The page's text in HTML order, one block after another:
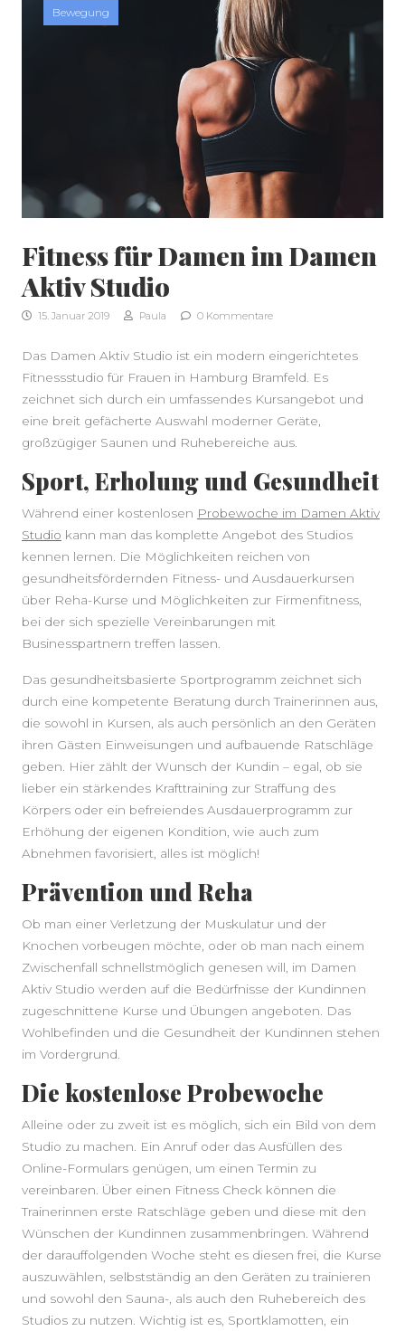
Bewegung
Fitness für Damen im Damen
Aktiv Studio
15. Januar 2019 Paula 0 Kommentare
Das Damen Aktiv Studio ist ein modern eingerichtetes
Fitnessstudio für Frauen in Hamburg Bramfeld. Es
zeichnet sich durch ein umfassendes Kursangebot und
eine breit gefächerte Auswahl moderner Geräte,
großzügiger Saunen und Ruhebereiche aus.
Sport, Erholung und Gesundheit
Während einer kostenlosen Probewoche im Damen Aktiv
Studio kann man das komplette Angebot des Studios
kennen lernen. Die Möglichkeiten reichen von
gesundheitsfördernden Fitness- und Ausdauerkursen
über Reha-Kurse und Möglichkeiten zur Firmenfitness,
bei der sich spezielle Vereinbarungen mit
Businesspartnern treffen lassen.
Das gesundheitsbasierte Sportprogramm zeichnet sich
durch eine kompetente Beratung durch Trainerinnen aus,
die sowohl in Kursen, als auch persönlich an den Geräten
ihren Gästen Einweisungen und aufbauende Ratschläge
geben. Hier zählt der Wunsch der Kundin – egal, ob sie
lieber ein stärkendes Krafttraining zur Straffung des
Körpers oder ein befreiendes Ausdauerprogramm zur
Erhöhung der eigenen Kondition, wie auch zum
Abnehmen favorisiert, alles ist möglich!
Prävention und Reha
Ob man einer Verletzung der Muskulatur und der
Knochen vorbeugen möchte, oder ob man nach einem
Zwischenfall schnellstmöglich genesen will, im Damen
Aktiv Studio werden auf die Bedürfnisse der Kundinnen
zugeschnittene Kurse und Übungen angeboten. Das
Wohlbefinden und die Gesundheit der Kundinnen stehen
im Vordergrund.
Die kostenlose Probewoche
Alleine oder zu zweit ist es möglich, sich ein Bild von dem
Studio zu machen. Ein Anruf oder das Ausfüllen des
Online-Formulars genügen, um einen Termin zu
vereinbaren. Über einen Fitness Check können die
Trainerinnen erste Ratschläge geben und diese mit den
Wünschen der Kundinnen zusammenbringen. Während
der darauffolgenden Woche steht es diesen frei, die Kurse
auszuwählen, selbstständig an den Geräten zu trainieren
und sowohl den Sauna-, als auch den Ruhebereich des
Studios zu nutzen. Wichtig ist es, Sportklamotten, ein
SEITENLEISTE